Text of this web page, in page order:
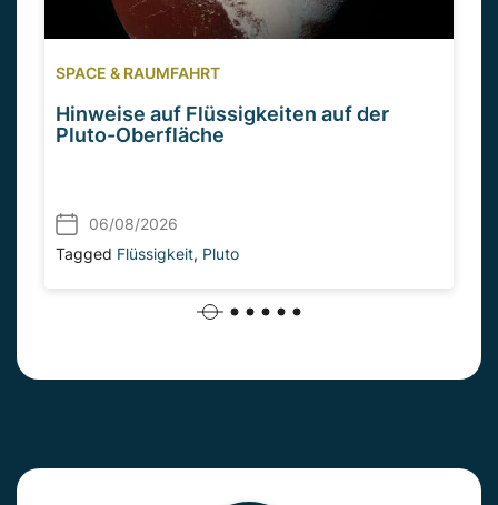
SPACE & RAUMFAHRT
Hinweise auf Flüssigkeiten auf der
Pluto-Oberfläche
06/08/2026
Tagged Flüssigkeit, Pluto